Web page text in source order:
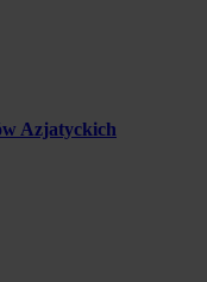
Azjatyckich